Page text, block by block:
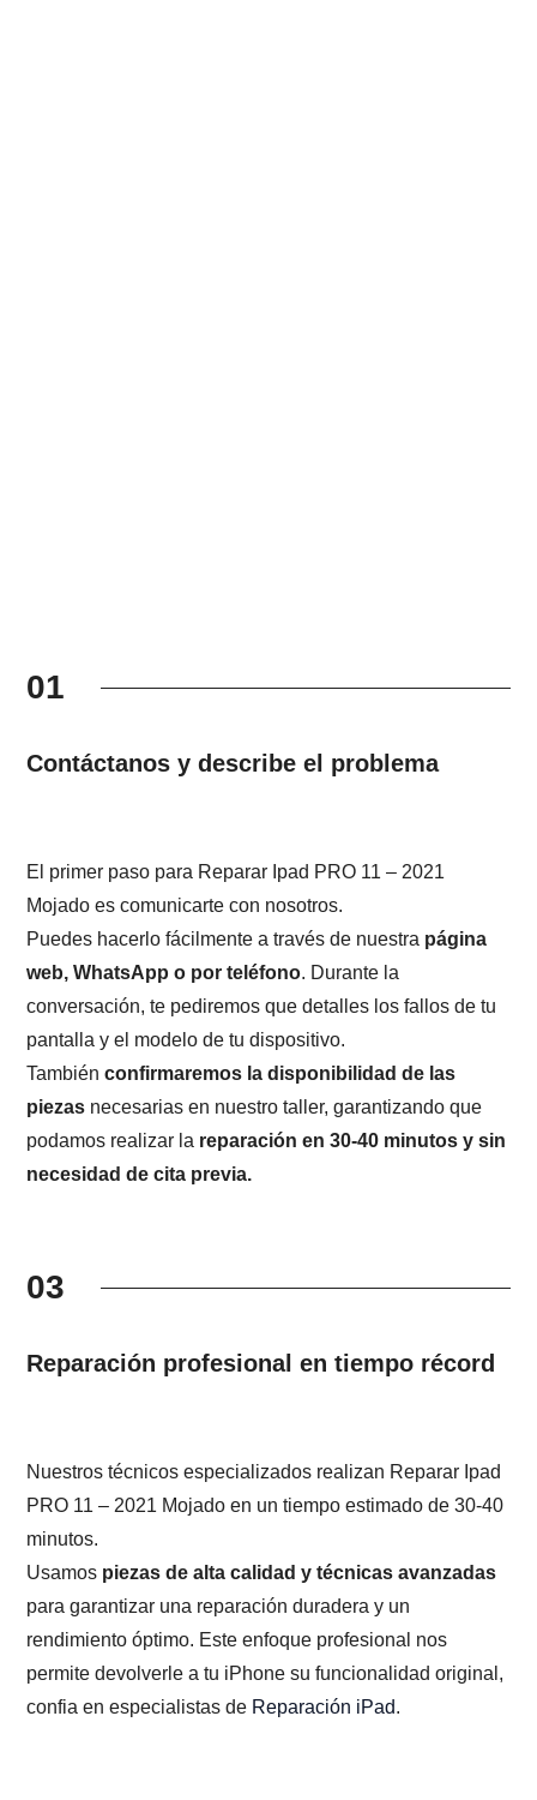
01
Contáctanos y describe el problema
El primer paso para Reparar Ipad PRO 11 – 2021
Mojado es comunicarte con nosotros.
Puedes hacerlo fácilmente a través de nuestra página
web, WhatsApp o por teléfono. Durante la
conversación, te pediremos que detalles los fallos de tu
pantalla y el modelo de tu dispositivo.
Tambiénconfirmaremos la disponibilidad de las
piezas necesarias en nuestro taller, garantizando que
podamos realizar la reparación en 30-40 minutos y sin
necesidad de cita previa.
03
Reparación profesional en tiempo récord
Nuestros técnicos especializados realizan Reparar Ipad
PRO 11 – 2021 Mojado en un tiempo estimado de 30-40
minutos.
Usamos piezas de alta calidad y técnicas avanzadas
para garantizar una reparación duradera y un
rendimiento óptimo. Este enfoque profesional nos
permite devolverle a tu iPhone su funcionalidad original,
confia en especialistas de Reparación iPad.